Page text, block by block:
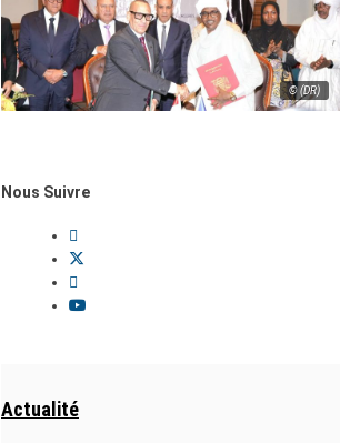
© (DR)
Nous Suivre
Actualité